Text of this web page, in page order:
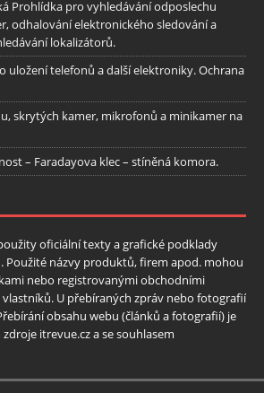
Prohlídka pro vyhledávání odposlechu
odhalování elektronického sledování a
lokalizátorů.
uložení telefonů a další elektroniky. Ochrana
skrytých kamer, mikrofonů a minikamer na
– Faradayova klec – stíněná komora.
oficiální texty a grafické podklady
názvy produktů, firem apod. mohou
nebo registrovanými obchodními
U přebíraných zpráv nebo fotografií
obsahu webu (článků a fotografií) je
itrevue.cz a se souhlasem